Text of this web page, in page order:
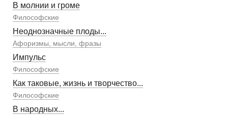
В молнии и громе
Философские
Неоднозначные плоды...
Афоризмы, мысли, фразы
Импульс
Философские
Как таковые, жизнь и творчество...
Философские
В народных...